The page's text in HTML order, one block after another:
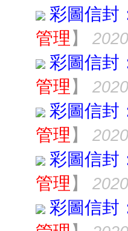
彩圖信封
管理 】
彩圖信封
管理 】
彩圖信
管理 】
彩圖信封
管理 】
彩圖信